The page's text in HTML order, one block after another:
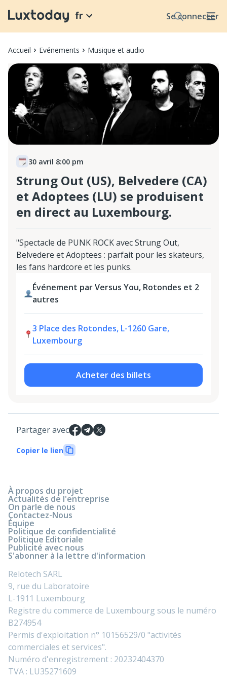
Se connecter
fr
Accueil Evénements Musique et audio
30 avril 8:00 pm
Strung Out (US), Belvedere (CA)
et Adoptees (LU) se produisent
en direct au Luxembourg.
"Spectacle de PUNK ROCK avec Strung Out,
Belvedere et Adoptees : parfait pour les skateurs,
les fans hardcore et les punks.
Événement par Versus You, Rotondes et 2
autres
3 Place des Rotondes, L-1260 Gare,
Luxembourg
Acheter des billets
Partager avec
Copier le lien
À propos du projet
Actualités de l'entreprise
On parle de nous
Contactez-Nous
Équipe
Politique de confidentialité
Politique Editoriale
Publicité avec nous
S'abonner à la lettre d'information
Relotech SARL
9, rue du Laboratoire
L-1911 Luxembourg
Registre du commerce de Luxembourg sous le numéro
B274954
Permis d'exploitation n° 10156529/0 "activités
commerciales et services".
Numéro d'enregistrement : 20232404370
TVA : LU35271609